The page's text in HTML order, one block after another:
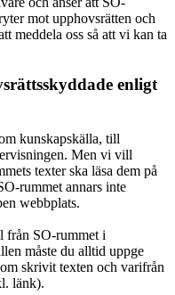
mot upphovsrätten och
meddela oss så att vi kan ta
enligt
kunskapskälla, till
Men vi vill
texter ska läsa dem på
rummet annars inte
webbplats.
från SO-rummet i
måste du alltid uppge
skrivit texten och varifrån
länk).